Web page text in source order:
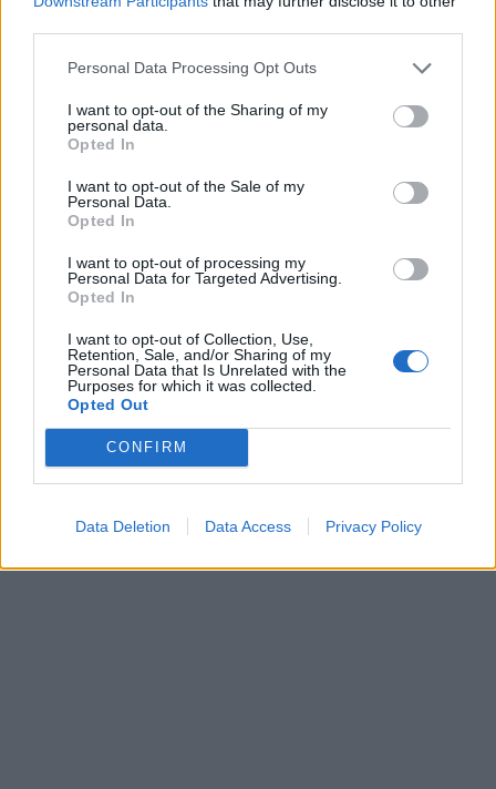
Personal Data Processing Opt Outs
I want to opt-out of the Sharing of my
personal data.
Opted In
I want to opt-out of the Sale of my
Personal Data.
Opted In
I want to opt-out of processing my
Personal Data for Targeted Advertising.
Opted In
I want to opt-out of Collection, Use,
Retention, Sale, and/or Sharing of my
Personal Data that Is Unrelated with the
Purposes for which it was collected.
Opted Out
CONFIRM
Data Deletion Data Access Privacy Policy